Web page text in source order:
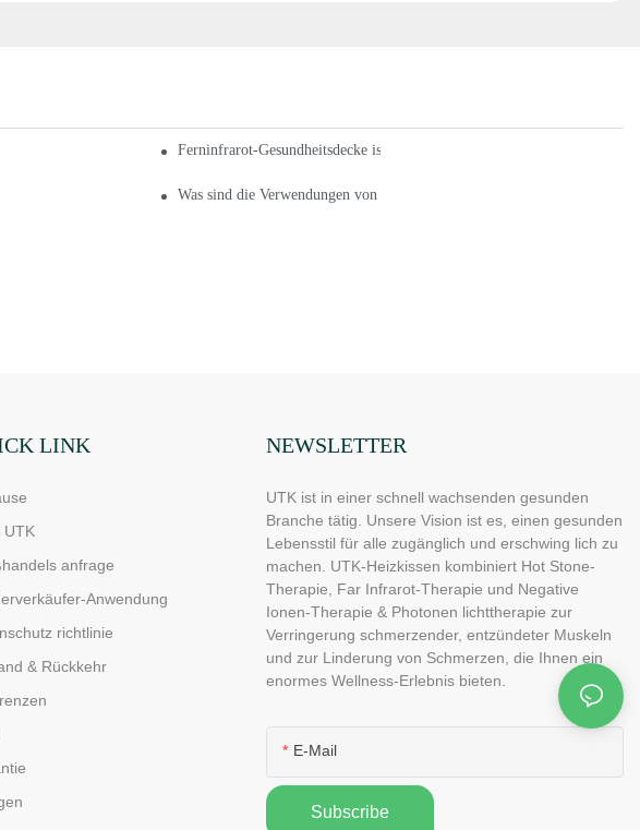
von Ferninfrarot-HeizkissenFerninfrarot-Gesundheitsdecke ist gut für den menschlichen Körper
Was sind die Verwendungen von fernem Infrarot?
LINK
UTK
anfrage
Anwendung
richtlinie
& Rückkehr
NEWSLETTER
UTK ist in einer schnell wachsenden gesunden
Branche tätig. Unsere Vision ist es, einen gesunden
Lebensstil für alle zugänglich und erschwing lich zu
machen. UTK-Heizkissen kombiniert Hot Stone-
Therapie, Far Infrarot-Therapie und Negative
Ionen-Therapie & Photonen lichttherapie zur
Verringerung schmerzender, entzündeter Muskeln
und zur Linderung von Schmerzen, die Ihnen ein
enormes Wellness-Erlebnis bieten.
E-Mail
Subscribe